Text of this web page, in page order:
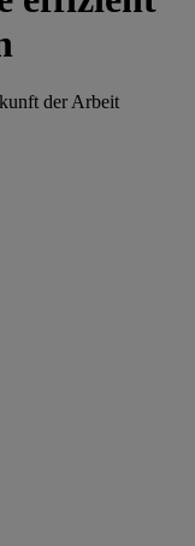
der Arbeit